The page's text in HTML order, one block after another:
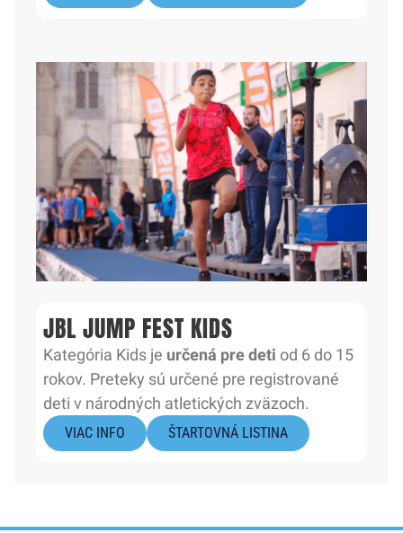
JBL JUMP FEST KIDS
Kategória Kids je určená pre deti od 6 do 15
rokov. Preteky sú určené pre registrované
deti v národných atletických zväzoch.
VIAC INFO ŠTARTOVNÁ LISTINA